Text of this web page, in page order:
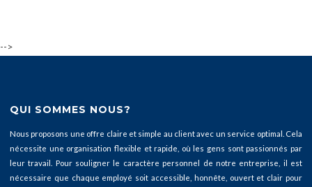
-->
QUI SOMMES NOUS?
Nous proposons une offre claire et simple au client avec un service optimal. Cela
nécessite une organisation flexible et rapide, où les gens sont passionnés par
leur travail. Pour souligner le caractère personnel de notre entreprise, il est
nécessaire que chaque employé soit accessible, honnête, ouvert et clair pour